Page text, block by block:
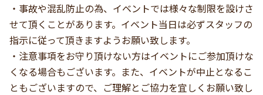
・事故や混乱防止の為、イベントでは様々な制限を設けさ
せて頂くことがあります。イベント当日は必ずスタッフの
指示に従って頂きますようお願い致します。
・注意事項をお守り頂けない方はイベントにご参加頂けな
くなる場合もございます。また、イベントが中止となるこ
ともございますので、ご理解とご協力を宜しくお願い致し